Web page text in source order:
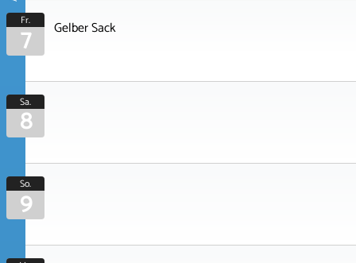
Fr.
7 Gelber Sack
Sa.
8
So.
9